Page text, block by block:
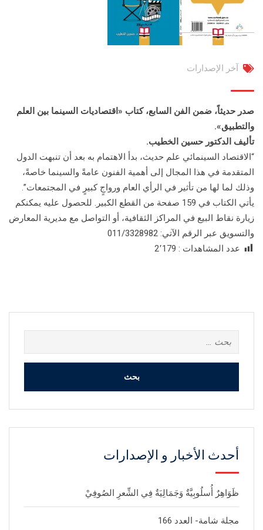
آخر الإصدارات
صدر حديثاً، ضمن الفن السابع، كتاب «اقتصاديات السينما بين العلم
والتطبيق».
تأليف الدكتور حسين الخطيب.
“الاقتصاد السينمائي علم حديث، بدأ الاهتمام به بعد أن تنبهت الدول
المتقدمة في هذا المجال إلى أهمية الفنون عامةً والسينما خاصةً،
وذلك لما لها من تأثير في الرأي العام ورواجٍ كبيرٍ في المجتمعات”.
يأتي الكتاب في 159 صفحة من القطع الكبير. للحصول عليه يمكنكم
زيارة نقاط البيع في المراكز الثقافية، أو التواصل مع مديرية المعارض
والتسويق عبر الرقم الآتي: 011/3328982
عدد المشاهدات : 2٬179
عن:
أحدث الأخبار و الإصدارات
ظَوَاهِرٌ أُسلُوبِيَّةٌ وَجَمَالِيَةٌ فِي الشِّعرِ الصُوفِيْ
مجلة شامة- العدد 166